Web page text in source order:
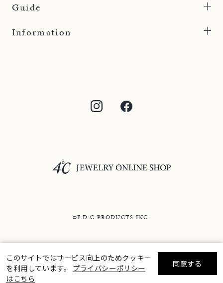
絞り込んで検索する
Guide
Information
©F.D.C.PRODUCTS INC.
このサイトではサービス向上のためクッキー
を利用しています。 プライバシーポリシー
はこちら
同意する